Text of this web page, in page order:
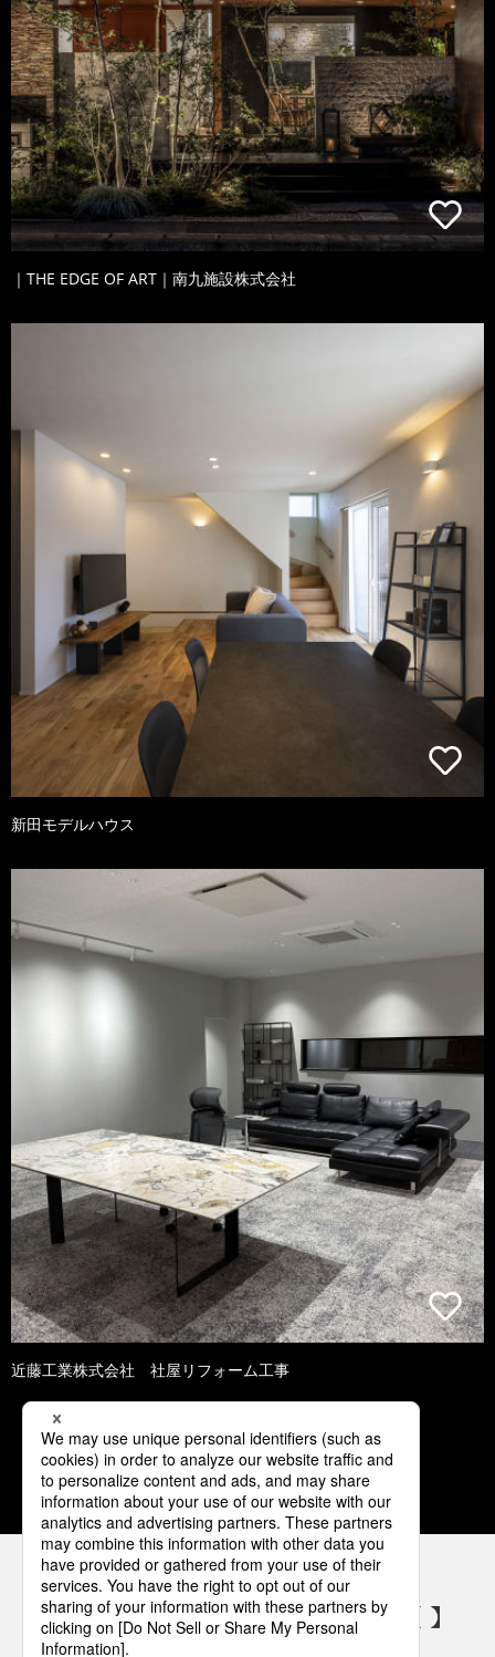
｜THE EDGE OF ART｜南九施設株式会社
新田モデルハウス
近藤工業株式会社 社屋リフォーム工事
1 2 3 4 5
パナソニックの電気設備 SNSアカウント